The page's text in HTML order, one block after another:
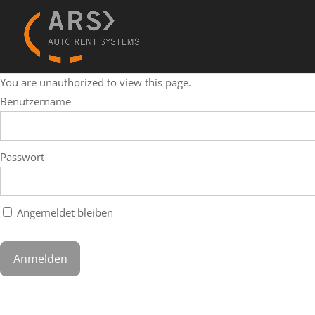
You are unauthorized to view this page.
Benutzername
Passwort
Angemeldet bleiben